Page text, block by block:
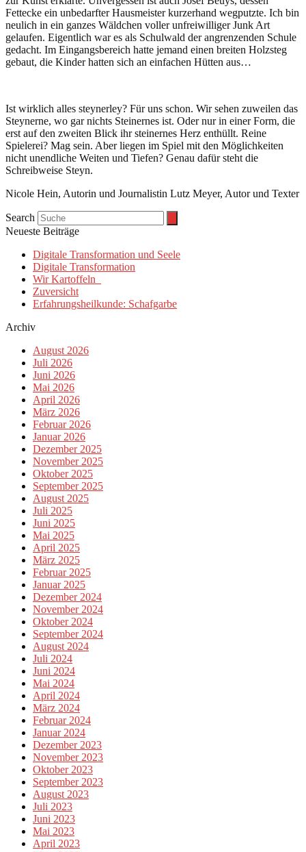
Fettecke ein unbedarfter Hausmeister kurzerhand wegputzte. Ich bin
neulich in ein ganzes Wäldchen voller unfreiwilliger Junk Art
gelaufen. Eigentlich war es als Schulwald der angrenzenden Schule
gedacht. Im Eingangsbereich hatte jemand einen breiten Holzsteg
gebaut, die Kinder hatten sich an einfachen Hütten aus…
Ist wirklich alles steynerley? Für uns schon. Wir sehen zuweilen das
Steynerne, wo gar nichts Steinernes ist. Oder nur in einer Form, die
erst auf den zweiten Blick ihr steinernes Herz enthüllt. Reine
Spielerei? Mag sein. Aber liegen im Spiel mit den Möglichkeiten
nicht unendliche Weiten und Tiefen? Genau dafür steht die
Schreibweise Steyn.
Nicole Hein, Autorin und Journalistin Lutz Meyer, Autor und Texter
Search
Neueste Beiträge
Digitale Transformation und Seele
Digitale Transformation
Wir Kartoffeln
Zuversicht
Erfahrungsheilkunde: Schafgarbe
Archiv
August 2026
Juli 2026
Juni 2026
Mai 2026
April 2026
März 2026
Februar 2026
Januar 2026
Dezember 2025
November 2025
Oktober 2025
September 2025
August 2025
Juli 2025
Juni 2025
Mai 2025
April 2025
März 2025
Februar 2025
Januar 2025
Dezember 2024
November 2024
Oktober 2024
September 2024
August 2024
Juli 2024
Juni 2024
Mai 2024
April 2024
März 2024
Februar 2024
Januar 2024
Dezember 2023
November 2023
Oktober 2023
September 2023
August 2023
Juli 2023
Juni 2023
Mai 2023
April 2023